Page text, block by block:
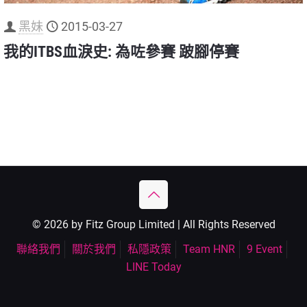
黑妹 2015-03-27
我的ITBS血淚史: 為咗參賽 跛腳停賽
© 2026 by Fitz Group Limited | All Rights Reserved
聯絡我們
關於我們 私隱政策 Team HNR
9 Event
LINE Today